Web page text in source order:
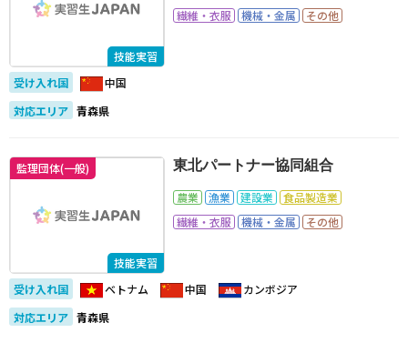
技能実習
繊維・衣服
機械・金属 その他
受け入れ国
中国
対応エリア 青森県
監理団体(一般)
技能実習
東北パートナー協同組合
農業 漁業 建設業
食品製造業
繊維・衣服
機械・金属 その他
受け入れ国 ベトナム 中国
カンボジア
対応エリア 青森県